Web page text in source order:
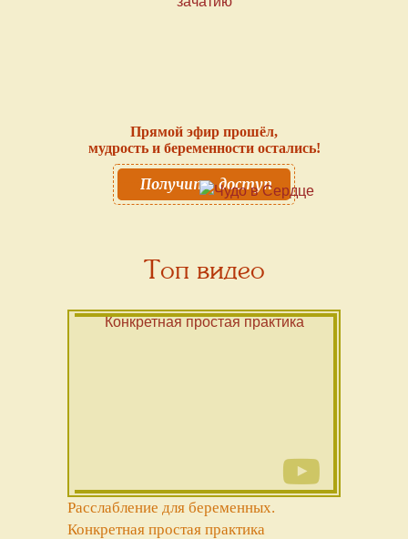
Прямой эфир прошёл,
мудрость и беременности остались!
Получить доступ
Топ видео
Расслабление для беременных.
Конкретная простая практика